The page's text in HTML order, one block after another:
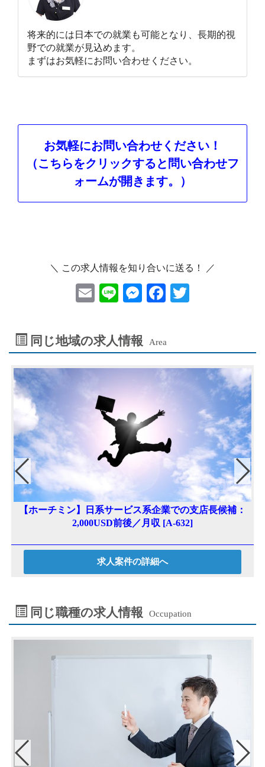
将来的には日本での就業も可能となり、長期的視
野での就業が見込めます。
まずはお気軽にお問い合わせください。
お気軽にお問い合わせください！
（こちらをクリックすると問い合わせフ
ォームが開きます。）
＼ この求人情報を知り合いに送る！ ／
E
ai
l
Li M
n
ge
r
F
oo
k
er
同じ地域の求人情報 Area
【ホーチミン】日系サービス系企業での支店長候補：
2,000USD前後／月収 [A-632]
求人案件の詳細へ
同じ職種の求人情報 Occupation